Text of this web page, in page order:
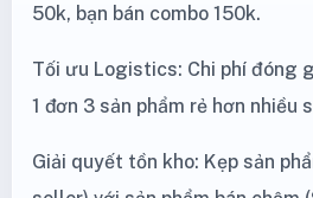
50k, bạn bán combo 150k.
Tối ưu Logistics: Chi phí đóng
1 đơn 3 sản phẩm rẻ hơn nhiều
Giải quyết tồn kho: Kẹp sản